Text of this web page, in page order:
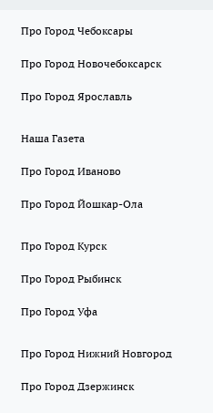
Про Город Чебоксары
Про Город Новочебоксарск
Про Город Ярославль
Наша Газета
Про Город Иваново
Про Город Йошкар-Ола
Про Город Курск
Про Город Рыбинск
Про Город Уфа
Про Город Нижний Новгород
Про Город Дзержинск